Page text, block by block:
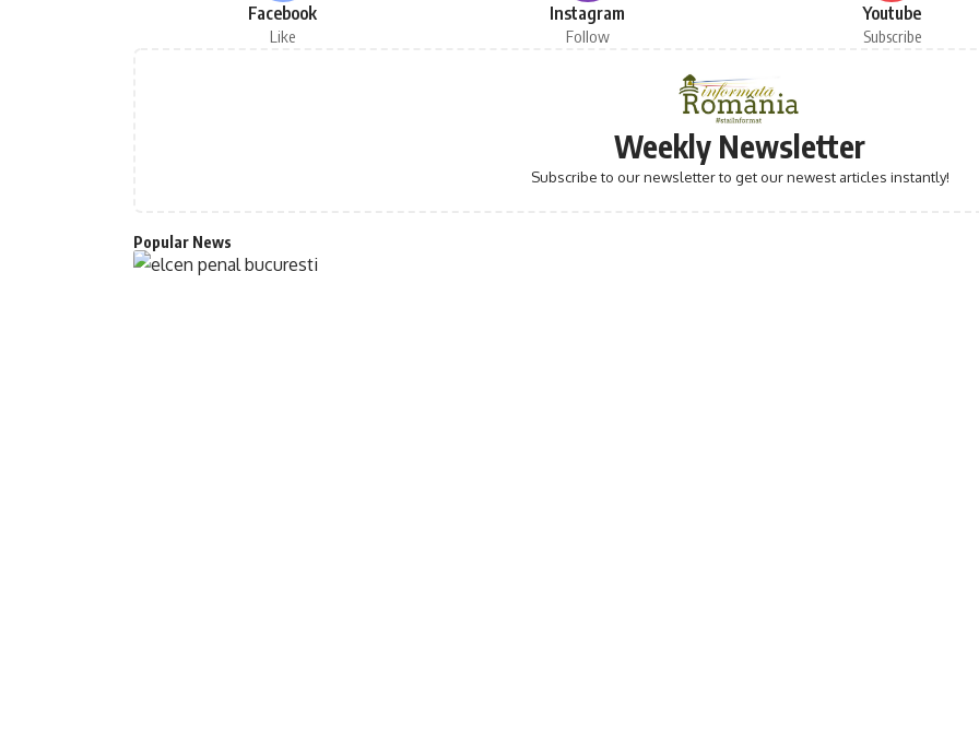
Facebook
Like
Instagram
Follow
Youtube
Subscribe
Weekly Newsletter
Subscribe to our newsletter to get our newest articles instantly!
Popular News